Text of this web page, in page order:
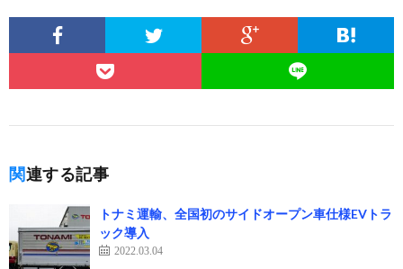
関連する記事
トナミ運輸、全国初のサイドオープン車仕様EVトラ
ック導入
2022.03.04